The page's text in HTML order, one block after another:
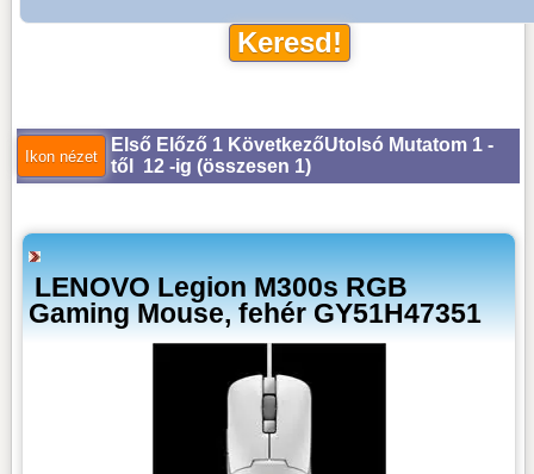
Első Előző 1 KövetkezőUtolsó Mutatom 1 -
től 12 -ig (összesen 1)
LENOVO Legion M300s RGB
Gaming Mouse, fehér GY51H47351